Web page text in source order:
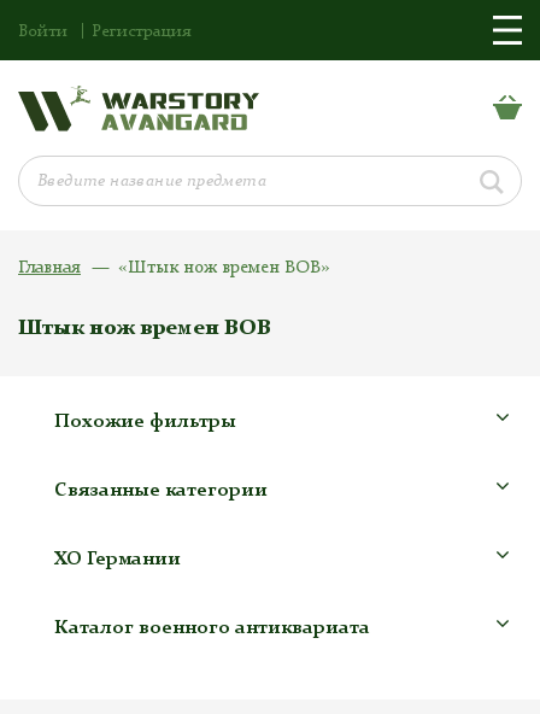
Войти Регистрация
Главная «Штык нож времен ВОВ»
Штык нож времен ВОВ
Похожие фильтры
Связанные категории
ХО Германии
Каталог военного антиквариата